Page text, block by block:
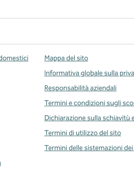
Mappa del sito
Informativa globale sulla
Responsabilità aziendali
Termini e condizioni sugli
Dichiarazione sulla schiavitù
Termini di utilizzo del sito
Termini delle sistemazioni